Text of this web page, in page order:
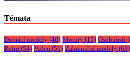
Témata
Domácí modely (46) Motory (15) Osobnosti
Retro (54) Video (51) Zahraniční modely (63)